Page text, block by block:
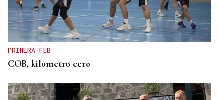
PRIMERA FEB
COB, kilómetro cero